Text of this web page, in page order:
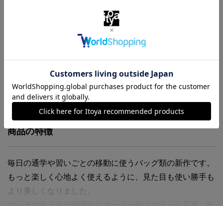
商品・在庫について
返品・交換について
送料について
商品の特徴
毎日の通学や習いごとの移動に使うバッグ類の新作です。
もっと楽しく心地よく使えるように、見た目も使い勝手も
より美しくなりました。